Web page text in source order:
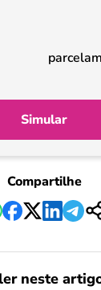
Simular
Compartilhe
neste